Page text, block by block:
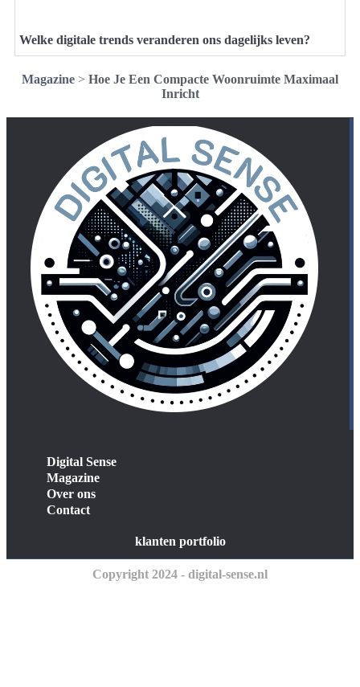
Welke digitale trends veranderen ons dagelijks leven?
Magazine > Hoe Je Een Compacte Woonruimte Maximaal
Inricht
Digital Sense
Magazine
Over ons
Contact
klanten portfolio
Copyright 2024 - digital-sense.nl